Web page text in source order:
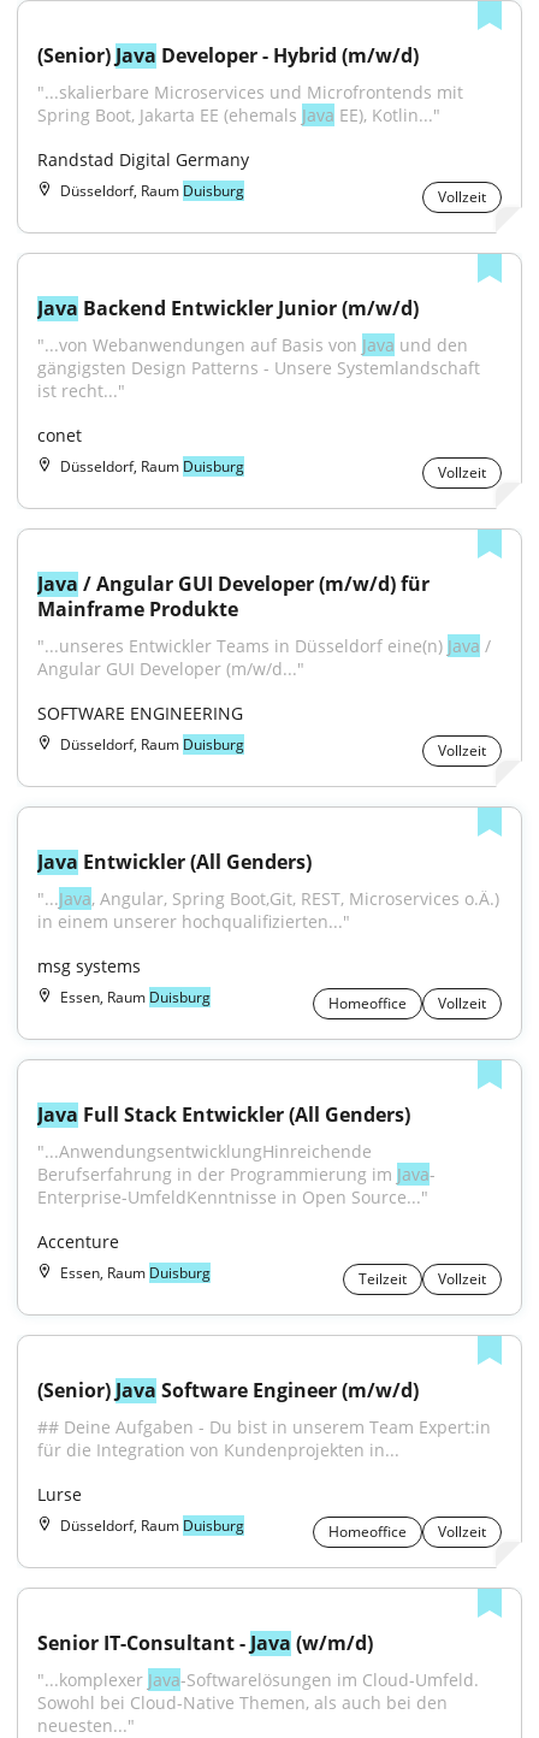
(Senior) Java Developer - Hybrid (m/w/d)
"...skalierbare Microservices und Microfrontends mit
Spring Boot, Jakarta EE (ehemals Java EE), Kotlin..."
Randstad Digital Germany
Düsseldorf, Raum Duisburg Vollzeit
Java Backend Entwickler Junior (m/w/d)
"...von Webanwendungen auf Basis von Java und den
gängigsten Design Patterns - Unsere Systemlandschaft
ist recht..."
conet
Düsseldorf, Raum Duisburg Vollzeit
Java / Angular GUI Developer (m/w/d) für
Mainframe Produkte
"...unseres Entwickler Teams in Düsseldorf eine(n) Java /
Angular GUI Developer (m/w/d..."
SOFTWARE ENGINEERING
Düsseldorf, Raum Duisburg Vollzeit
Java Entwickler (All Genders)
"...Java, Angular, Spring Boot,Git, REST, Microservices o.Ä.)
in einem unserer hochqualifizierten..."
msg systems
Essen, Raum Duisburg Homeoffice Vollzeit
Java Full Stack Entwickler (All Genders)
"...AnwendungsentwicklungHinreichende
Berufserfahrung in der Programmierung im Java-
Enterprise-UmfeldKenntnisse in Open Source..."
Accenture
Essen, Raum Duisburg Teilzeit Vollzeit
(Senior) Java Software Engineer (m/w/d)
## Deine Aufgaben - Du bist in unserem Team Expert:in
für die Integration von Kundenprojekten in...
Lurse
Düsseldorf, Raum Duisburg Homeoffice Vollzeit
Senior IT-Consultant - Java (w/m/d)
"...komplexer Java-Softwarelösungen im Cloud-Umfeld.
Sowohl bei Cloud-Native Themen, als auch bei den
neuesten..."